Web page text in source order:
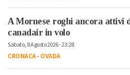
A Mornese roghi ancora attivi
canadair in volo
Sabato, 8 Agosto 2026 - 23:28
CRONACA-OVADA